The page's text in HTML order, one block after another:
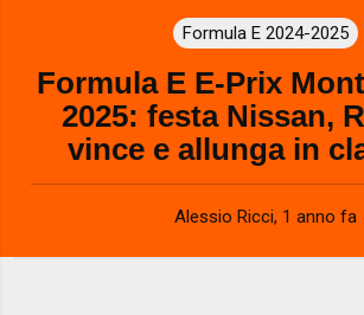
Formula E 2024-2025
Formula E E-Prix
2025: festa Nissan,
vince e allunga in
Alessio Ricci, 1 anno fa